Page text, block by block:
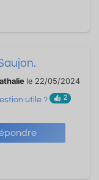
le 22/05/2024
utile ? 2